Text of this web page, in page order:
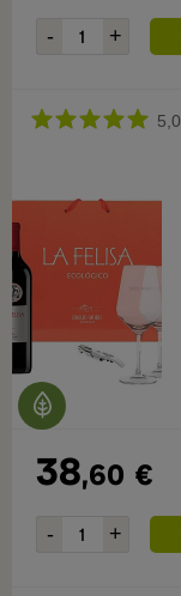
5,0
38,60 €